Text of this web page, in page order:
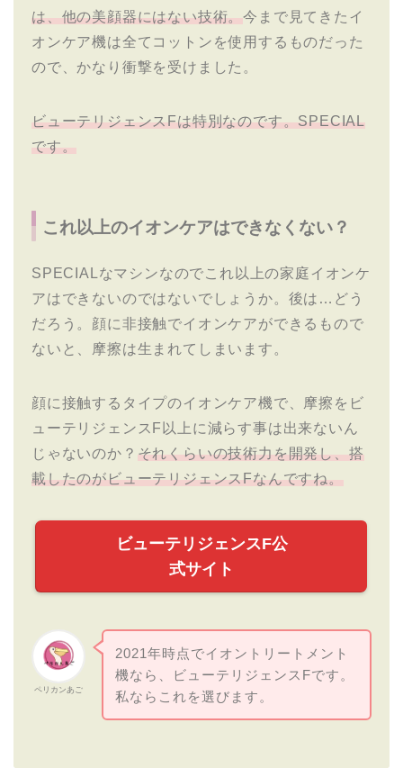
は、他の美顔器にはない技術。今まで見てきたイ
オンケア機は全てコットンを使用するものだった
ので、かなり衝撃を受けました。
ビューテリジェンスFは特別なのです。SPECIAL
です。
これ以上のイオンケアはできなくない？
SPECIALなマシンなのでこれ以上の家庭イオンケ
アはできないのではないでしょうか。後は…どう
だろう。顔に非接触でイオンケアができるもので
ないと、摩擦は生まれてしまいます。
顔に接触するタイプのイオンケア機で、摩擦をビ
ューテリジェンスF以上に減らす事は出来ないん
じゃないのか？ それくらいの技術力を開発し、搭
載したのがビューテリジェンスFなんですね。
ビューテリジェンスF公
式サイト
ペリカンあご
2021年時点でイオントリートメント
機なら、ビューテリジェンスFです。
私ならこれを選びます。